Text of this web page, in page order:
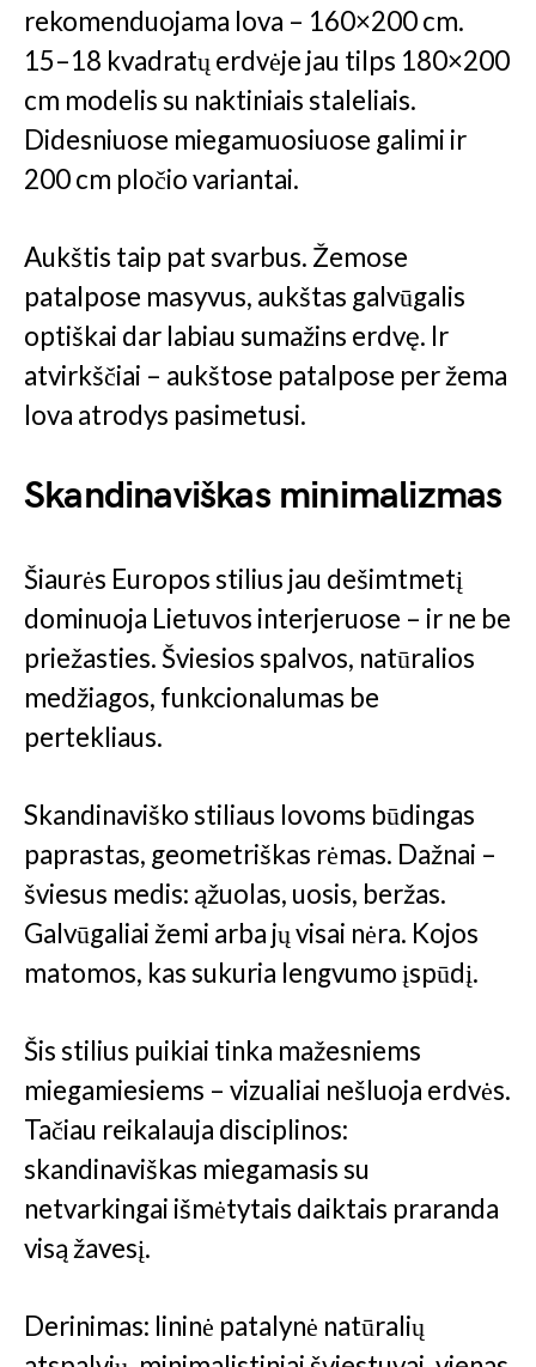
rekomenduojama lova – 160×200 cm.
15–18 kvadratų erdvėje jau tilps 180×200
cm modelis su naktiniais staleliais.
Didesniuose miegamuosiuose galimi ir
200 cm pločio variantai.
Aukštis taip pat svarbus. Žemose
patalpose masyvus, aukštas galvūgalis
optiškai dar labiau sumažins erdvę. Ir
atvirkščiai – aukštose patalpose per žema
lova atrodys pasimetusi.
Skandinaviškas minimalizmas
Šiaurės Europos stilius jau dešimtmetį
dominuoja Lietuvos interjeruose – ir ne be
priežasties. Šviesios spalvos, natūralios
medžiagos, funkcionalumas be
pertekliaus.
Skandinaviško stiliaus lovoms būdingas
paprastas, geometriškas rėmas. Dažnai –
šviesus medis: ąžuolas, uosis, beržas.
Galvūgaliai žemi arba jų visai nėra. Kojos
matomos, kas sukuria lengvumo įspūdį.
Šis stilius puikiai tinka mažesniems
miegamiesiems – vizualiai nešluoja erdvės.
Tačiau reikalauja disciplinos:
skandinaviškas miegamasis su
netvarkingai išmėtytais daiktais praranda
visą žavesį.
Derinimas: lininė patalynė natūralių